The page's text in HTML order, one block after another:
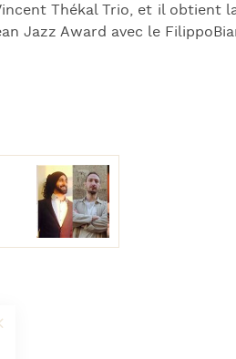
Thékal Trio, et il obtient
Jazz Award avec le